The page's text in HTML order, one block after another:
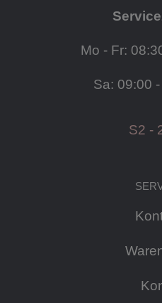
Mo - Fr:
Sa: 09:00
S2 -